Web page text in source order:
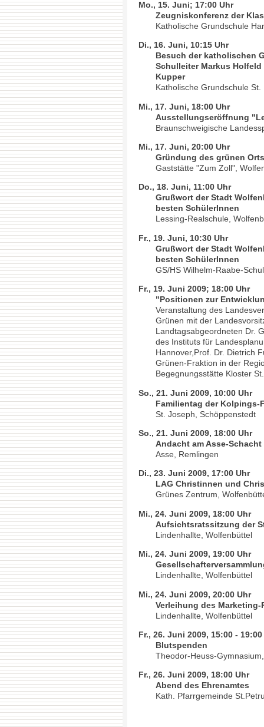
Mo., 15. Juni; 17:00 Uhr
Zeugniskonferenz der
Katholische Grundschule
Di., 16. Juni, 10:15 Uhr
Besuch der katholischen
Schulleiter Markus
Kupper
Katholische Grundschule
Mi., 17. Juni, 18:00 Uhr
Ausstellungseröffnung
Braunschweigische
Mi., 17. Juni, 20:00 Uhr
Gründung des grünen
Gaststätte "Zum Zoll",
Do., 18. Juni, 11:00 Uhr
Grußwort der Stadt
besten SchülerInnen
Lessing-Realschule,
Fr., 19. Juni, 10:30 Uhr
Grußwort der Stadt
besten SchülerInnen
GS/HS Wilhelm-Raabe-
Fr., 19. Juni 2009; 18:00 Uhr
"Positionen zur
Veranstaltung des
Grünen mit der
Landtagsabgeordneten Dr.
des Instituts für
Hannover,Prof. Dr. Dietrich
Grünen-Fraktion in der
Begegnungsstätte Kloster
So., 21. Juni 2009, 10:00 Uhr
Familientag der Kolpings-
St. Joseph, Schöppenstedt
So., 21. Juni 2009, 18:00 Uhr
Andacht am Asse-Schacht
Asse, Remlingen
Di., 23. Juni 2009, 17:00 Uhr
LAG Christinnen und
Grünes Zentrum,
Mi., 24. Juni 2009, 18:00 Uhr
Aufsichtsratssitzung der
Lindenhallte, Wolfenbüttel
Mi., 24. Juni 2009, 19:00 Uhr
Lindenhallte, Wolfenbüttel
Mi., 24. Juni 2009, 20:00 Uhr
Verleihung des
Lindenhallte, Wolfenbüttel
Fr., 26. Juni 2009, 15:00 -
Blutspenden
Theodor-Heuss-
Fr., 26. Juni 2009, 18:00 Uhr
Abend des Ehrenamtes
Kath. Pfarrgemeinde